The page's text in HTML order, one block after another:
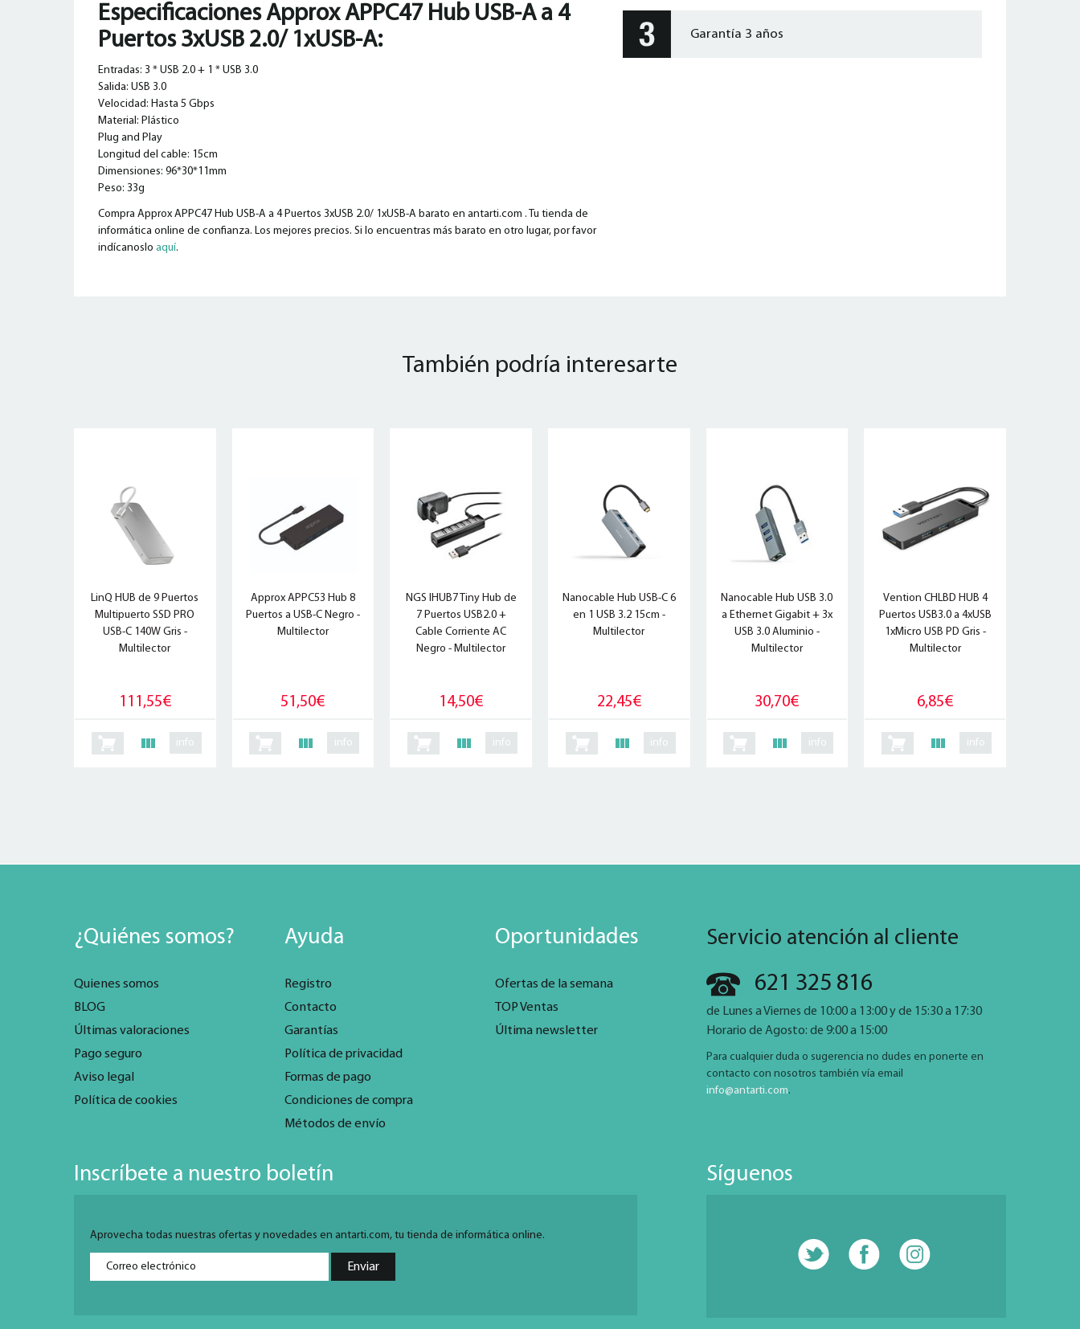
EspecificacionesApprox APPC47 Hub USB-A a 4
Puertos 3xUSB 2.0/ 1xUSB-A:
Entradas: 3 * USB 2.0 + 1 * USB 3.0
Salida: USB 3.0
Velocidad: Hasta 5 Gbps
Material: Plástico
Plug and Play
Longitud del cable: 15cm
Dimensiones: 96*30*11mm
Peso: 33g
Compra Approx APPC47 Hub USB-A a 4 Puertos 3xUSB 2.0/ 1xUSB-A barato en antarti.com . Tu tienda de
informática online de confianza. Los mejores precios. Si lo encuentras más barato en otro lugar, por favor
indícanoslo aquí.
Garantía 3 años
También podría interesarte
LinQ HUB de 9 Puertos
Multipuerto SSD PRO
USB-C 140W Gris -
Multilector
111,55€
info
Approx APPC53 Hub 8
Puertos a USB-C Negro -
Multilector
51,50€
info
NGS IHUB7 Tiny Hub de
7 Puertos USB2.0 +
Cable Corriente AC
Negro - Multilector
14,50€
info
Nanocable Hub USB-C 6
en 1 USB 3.2 15cm -
Multilector
22,45€
info
Nanocable Hub USB 3.0
a Ethernet Gigabit + 3x
USB 3.0 Aluminio -
Multilector
30,70€
info
Vention CHLBD HUB 4
Puertos USB3.0 a 4xUSB
1xMicro USB PD Gris -
Multilector
6,85€
info
¿Quiénes somos?
Quienes somos
BLOG
Últimas valoraciones
Pago seguro
Aviso legal
Política de cookies
Ayuda
Registro
Contacto
Garantías
Política de privacidad
Formas de pago
Condiciones de compra
Métodos de envío
Oportunidades
Ofertas de la semana
TOP Ventas
Última newsletter
Servicio atención al cliente
621 325 816
de Lunes a Viernes de 10:00 a 13:00 y de 15:30 a 17:30
Horario de Agosto: de 9:00 a 15:00
Para cualquier duda o sugerencia no dudes en ponerte en
contacto con nosotros también vía email
info@antarti.com.
Inscríbete a nuestro boletín
Aprovecha todas nuestras ofertas y novedades en antarti.com, tu tienda de informática online.
Síguenos